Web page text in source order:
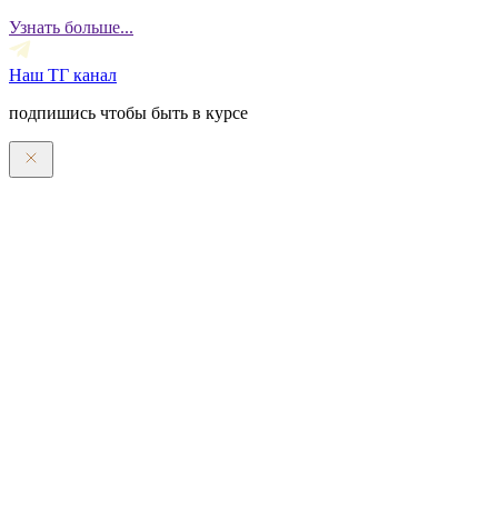
Узнать больше...
Наш ТГ канал
подпишись чтобы быть в курсе